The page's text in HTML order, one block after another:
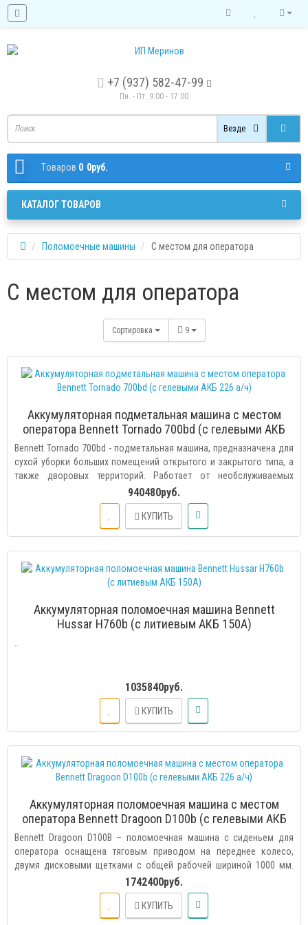
+7 (937) 582-47-99
Пн. - Пт. 9:00 - 17:00
Везде
Tоваров 0 0руб.
КАТАЛОГ ТОВАРОВ
Поломоечные машины С местом для оператора
С местом для оператора
Сортировка 9
Аккумуляторная подметальная машина с местом
оператора Bennett Tornado 700bd (с гелевыми АКБ
226 а/ч)
Bennett Tornado 700bd - подметальная машина, предназначена для
сухой уборки больших помещений открытого и закрытого типа, а
также дворовых территорий. Работает от необслуживаемых
гелевых аккумуляторных батарей. Рабочий блок оснащён двумя
дисковыми щётками, которые собирают скопившийся на
поверхности мусор и подают его к месту всасывания в контейнер.
Рабочее место оператора Bennett Tornado 700bd оснащено
непогоды. Ширина обрабатываемой площади составляет 1200 мм.
Продуманная система привода на переднее колесо позволяет
940480руб.
КУПИТЬ
Аккумуляторная поломоечная машина Bennett
Hussar H760b (с литиевым АКБ 150A)
1035840руб.
КУПИТЬ
Аккумуляторная поломоечная машина с местом
оператора Bennett Dragoon D100b (с гелевыми АКБ
226 а/ч)
Bennett Dragoon D100B – поломоечная машина с сиденьем для
оператора оснащена тяговым приводом на переднее колесо,
двумя дисковыми щетками с общей рабочей шириной 1000 мм.
Оптимальное сочетание размеров поломоечной машины и
ёмкости АКБ позволяет максимально эффективно использовать
её при работе. Производительность 6000 м2/ч и до 6 часов работы
от одного заряда аккумуляторов дают возможность оператору
1742400руб.
КУПИТЬ